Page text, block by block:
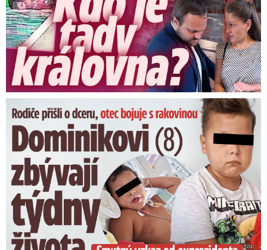
Dominikovi (8) zbývají týdny života: Vzkaz od exprezidenta